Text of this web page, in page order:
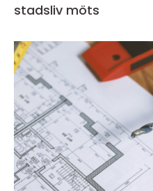
stadsliv möts